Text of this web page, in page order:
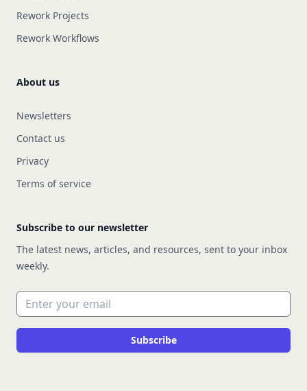
Rework Projects
Rework Workflows
About us
Newsletters
Contact us
Privacy
Terms of service
Subscribe to our newsletter
The latest news, articles, and resources, sent to your inbox
weekly.
Email address
Subscribe